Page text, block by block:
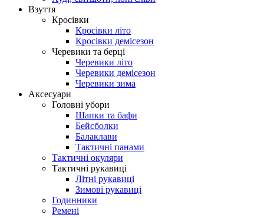
Взуття
Кросівки
Кросівки літо
Кросівки демісезон
Черевики та берці
Черевики літо
Черевики демісезон
Черевики зима
Аксесуари
Головні убори
Шапки та бафи
Бейсболки
Балаклави
Тактичні панами
Тактичні окуляри
Тактичні рукавиці
Літні рукавиці
Зимові рукавиці
Годинники
Ремені